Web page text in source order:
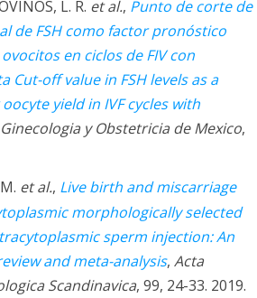
L. R. et al., Punto de corte de
de FSH como factor pronóstico
en ciclos de FIV con
Cut-off value in FSH levels as a
yield in IVF cycles with
Ginecologia y Obstetricia de Mexico,
et al., Live birth and miscarriage
morphologically selected
sperm injection: An
and meta-analysis, Acta
Scandinavica, 99, 24-33. 2019.